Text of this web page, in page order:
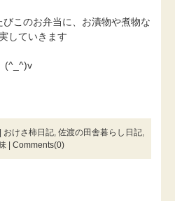
このお弁当に、お漬物や煮物な
していきます
(^_^)v
おけさ柿日記, 佐渡の田舎暮らし日記,
| Comments(0)